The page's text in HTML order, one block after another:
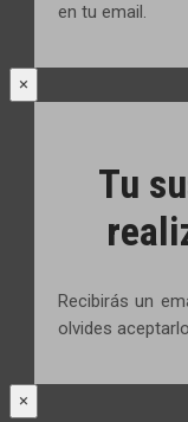
en tu email.
×
Tu
Recibirás un
olvides
×